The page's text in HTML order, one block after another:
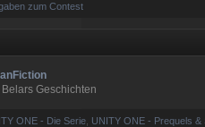
zum Contest
Geschichten
ONE - Die Serie
UNITY ONE - Prequels &